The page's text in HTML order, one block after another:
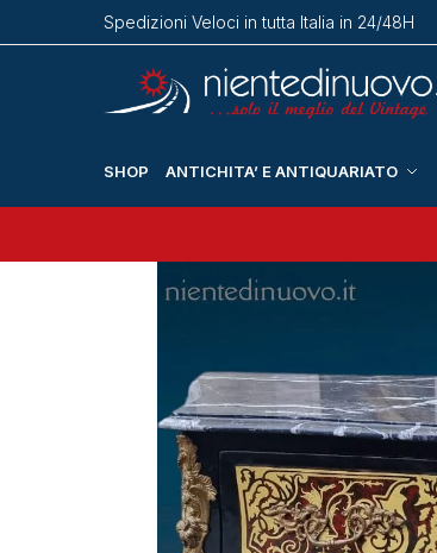
Spedizioni Veloci in tutta Italia in 24/48H
SHOP ANTICHITA’ E ANTIQUARIATO